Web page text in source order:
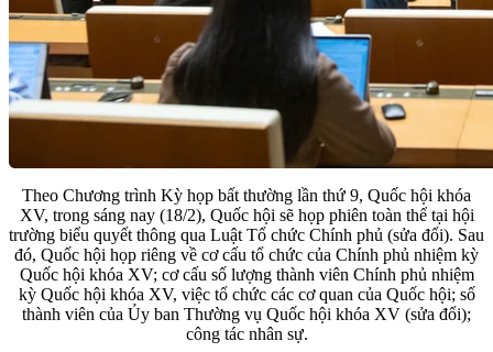
Theo Chương trình Kỳ họp bất thường lần thứ 9, Quốc hội khóa
XV, trong sáng nay (18/2), Quốc hội sẽ họp phiên toàn thể tại hội
trường biểu quyết thông qua Luật Tổ chức Chính phủ (sửa đổi). Sau
đó, Quốc hội họp riêng về cơ cấu tổ chức của Chính phủ nhiệm kỳ
Quốc hội khóa XV; cơ cấu số lượng thành viên Chính phủ nhiệm
kỳ Quốc hội khóa XV, việc tổ chức các cơ quan của Quốc hội; số
thành viên của Ủy ban Thường vụ Quốc hội khóa XV (sửa đổi);
công tác nhân sự.